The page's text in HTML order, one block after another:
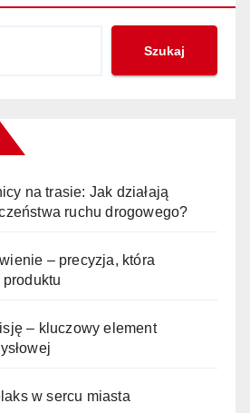
Szukaj
na trasie: Jak działają
ruchu drogowego?
– precyzja, która
– kluczowy element
w sercu miasta